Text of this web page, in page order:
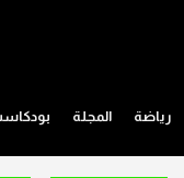
رياضة المجلة